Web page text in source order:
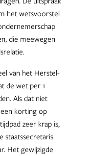
het wetsvoorstel
die meewegen
van het Herstel-
de wet per 1
Als dat niet
korting op
zeer krap is,
staatssecretaris
Het gewijzigde